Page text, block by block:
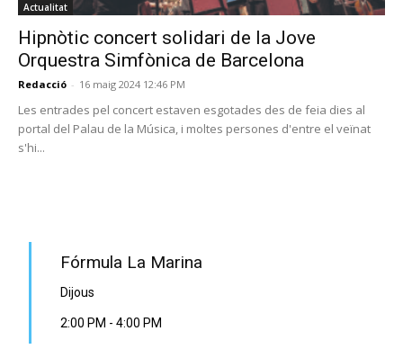
Actualitat
Hipnòtic concert solidari de la Jove
Orquestra Simfònica de Barcelona
Redacció - 16 maig 2024 12:46 PM
Les entrades pel concert estaven esgotades des de feia dies al
portal del Palau de la Música, i moltes persones d'entre el veïnat
s'hi...
Fórmula La Marina
Dijous
2:00 PM - 4:00 PM